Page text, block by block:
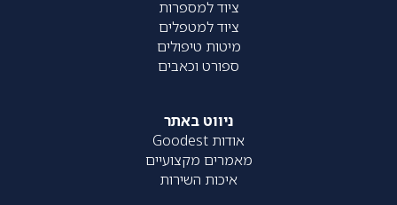
ציוד למספרות
ציוד למטפלים
מיטות טיפולים
ספורט וכאבים
ניווט באתר
אודות Goodest
מאמרים מקצועיים
איכות השירות